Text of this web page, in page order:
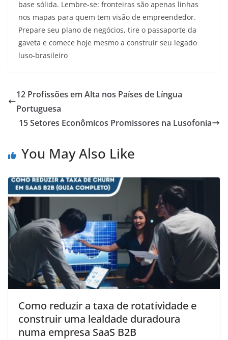
base sólida. Lembre-se: fronteiras são apenas linhas
nos mapas para quem tem visão de empreendedor.
Prepare seu plano de negócios, tire o passaporte da
gaveta e comece hoje mesmo a construir seu legado
luso-brasileiro
12 Profissões em Alta nos Países de Língua
Portuguesa
15 Setores Econômicos Promissores na Lusofonia
You May Also Like
Como reduzir a taxa de rotatividade e
construir uma lealdade duradoura
numa empresa SaaS B2B